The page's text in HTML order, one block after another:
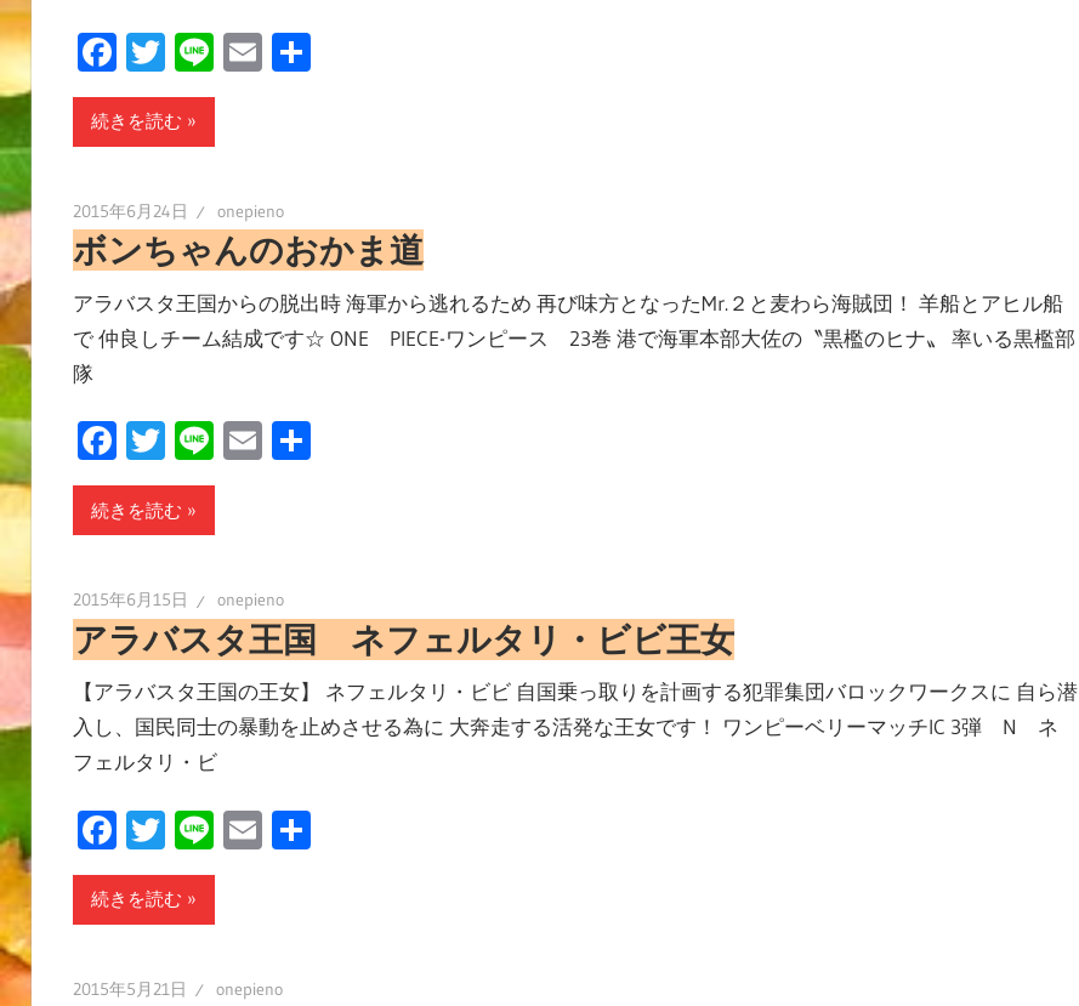
Facebook
Twitter
LineEmail
共
続きを読む
2015年6月24日 onepieno
ボンちゃんのおかま道
アラバスタ王国からの脱出時 海軍から逃れるため 再び味方となったMr.２と麦わら海賊団！ 羊船とアヒル船
で 仲良しチーム結成です☆ ONE PIECE-ワンピース 23巻 港で海軍本部大佐の〝黒檻のヒナ〟 率いる黒檻部
隊
Facebook
Twitter
LineEmail
共
続きを読む
2015年6月15日 onepieno
アラバスタ王国 ネフェルタリ・ビビ王女
【アラバスタ王国の王女】 ネフェルタリ・ビビ 自国乗っ取りを計画する犯罪集団バロックワークスに 自ら潜
入し、国民同士の暴動を止めさせる為に 大奔走する活発な王女です！ ワンピーベリーマッチIC 3弾 N ネ
フェルタリ・ビ
Facebook
Twitter
LineEmail
共
続きを読む
2015年5月21日 onepieno